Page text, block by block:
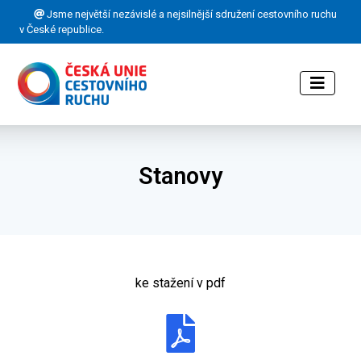
Jsme největší nezávislé a nejsilnější sdružení cestovního ruchu
v České republice.
Stanovy
ke stažení v pdf